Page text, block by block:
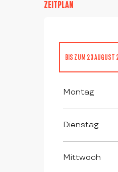
ZEITPLAN
BIS ZUM 23 AUGUST
Montag
Dienstag
Mittwoch